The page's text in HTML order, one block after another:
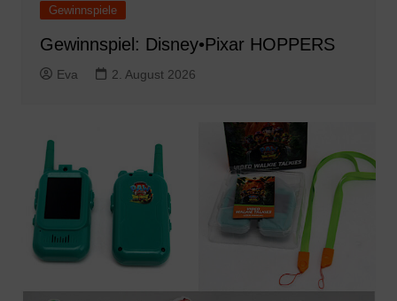
Gewinnspiele
Gewinnspiel: Disney•Pixar HOPPERS
Eva 2. August 2026